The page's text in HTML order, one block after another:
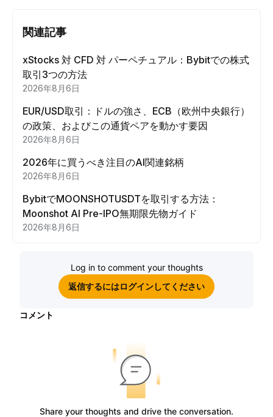
関連記事
xStocks 対 CFD 対 パーペチュアル：Bybitでの株式
取引3つの方法
2026年8月6日
EUR/USD取引：ドルの強さ、ECB（欧州中央銀行）
の政策、およびこの通貨ペアを動かす要因
2026年8月6日
2026年に買うべき注目のAI関連銘柄
2026年8月6日
BybitでMOONSHOTUSDTを取引する方法：
Moonshot AI Pre-IPO無期限先物ガイド
2026年8月6日
Log in to comment your thoughts
返信するにはログインしてください
コメント
Share your thoughts and drive the conversation.